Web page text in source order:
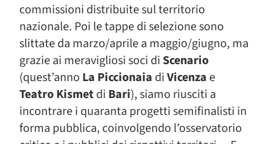
commissioni distribuite sul territorio
nazionale. Poi le tappe di selezione sono
slittate da marzo/aprile a maggio/giugno, ma
grazie ai meravigliosi soci di Scenario
(quest’anno La Piccionaia diVicenza e
Teatro Kismetdi Bari), siamo riusciti a
incontrare i quaranta progetti semifinalisti in
forma pubblica, coinvolgendo l’osservatorio